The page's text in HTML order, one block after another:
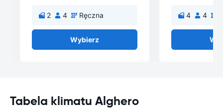
2 4 Ręczna
Wybierz
4 4
Tabela klimatu Alghero